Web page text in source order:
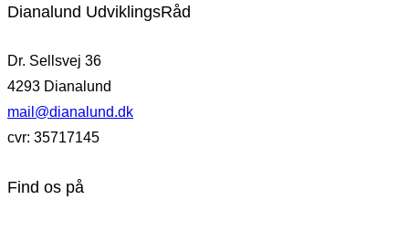
Dianalund UdviklingsRåd
Dr. Sellsvej 36
4293 Dianalund
mail@dianalund.dk
cvr: 35717145
Find os på